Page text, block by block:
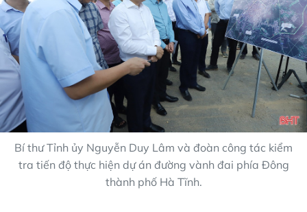
Bí thư Tỉnh ủy Nguyễn Duy Lâm và đoàn công tác kiểm
tra tiến độ thực hiện dự án đường vành đai phía Đông
thành phố Hà Tĩnh.